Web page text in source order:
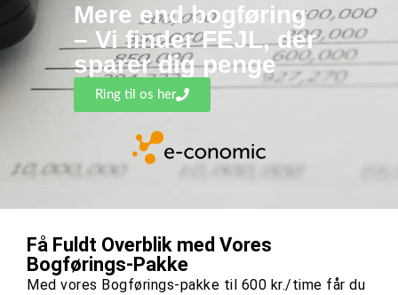
Mere end bogføring
– Vi finder FEJL, der
sparer dig penge
Ring til os her
Få Fuldt Overblik med Vores
Bogførings-Pakke
Med vores Bogførings-pakke til 600 kr./time får du